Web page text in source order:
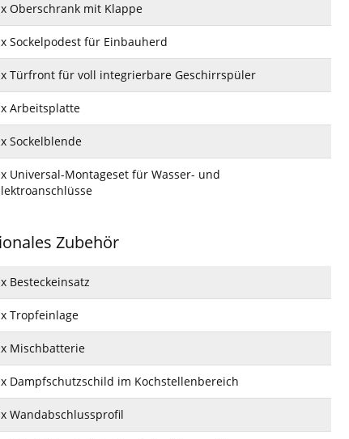
Oberschrank mit Klappe
Sockelpodest für Einbauherd
Türfront für voll integrierbare Geschirrspüler
Arbeitsplatte
Sockelblende
Universal-Montageset für Wasser- und
Zubehör
Besteckeinsatz
Tropfeinlage
Mischbatterie
Dampfschutzschild im Kochstellenbereich
Wandabschlussprofil